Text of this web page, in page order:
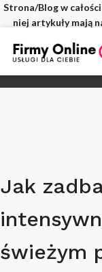
Strona/Blog w
niej artykuły mają
wpisów nie
Jak
świeżym